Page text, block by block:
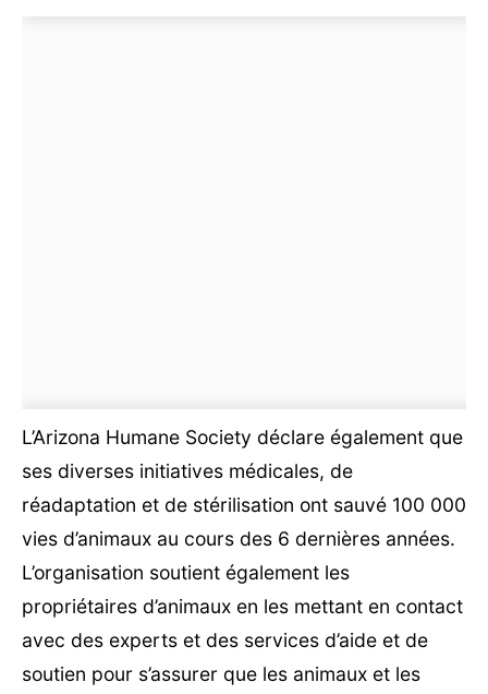
L’Arizona Humane Society déclare également que
ses diverses initiatives médicales, de
réadaptation et de stérilisation ont sauvé 100 000
vies d’animaux au cours des 6 dernières années.
L’organisation soutient également les
propriétaires d’animaux en les mettant en contact
avec des experts et des services d’aide et de
soutien pour s’assurer que les animaux et les